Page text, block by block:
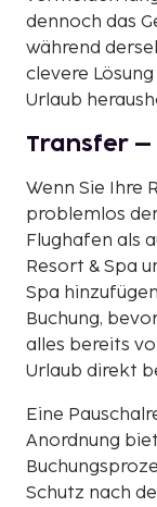
dennoch das
während
clevere
Urlaub
Transfer
Wenn Sie Ihre
problemlos
Flughafen als
Resort & Spa
Spa
Buchung,
alles bereits
Urlaub direkt
Eine
Anordnung
Schutz nach